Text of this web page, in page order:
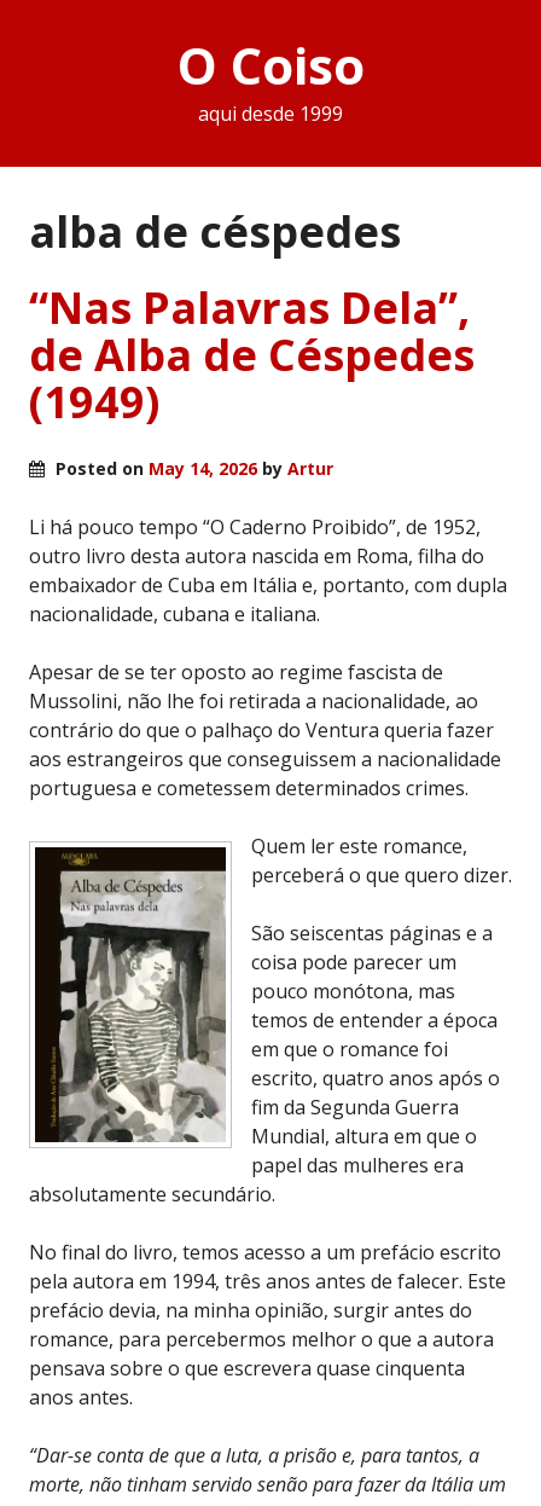
O Coiso
aqui desde 1999
alba de céspedes
“Nas Palavras Dela”,
de Alba de Céspedes
(1949)
Posted on May 14, 2026by Artur
Li há pouco tempo “O Caderno Proibido”, de 1952,
outro livro desta autora nascida em Roma, filha do
embaixador de Cuba em Itália e, portanto, com dupla
nacionalidade, cubana e italiana.
Apesar de se ter oposto ao regime fascista de
Mussolini, não lhe foi retirada a nacionalidade, ao
contrário do que o palhaço do Ventura queria fazer
aos estrangeiros que conseguissem a nacionalidade
portuguesa e cometessem determinados crimes.
Quem ler este romance,
perceberá o que quero dizer.
São seiscentas páginas e a
coisa pode parecer um
pouco monótona, mas
temos de entender a época
em que o romance foi
escrito, quatro anos após o
fim da Segunda Guerra
Mundial, altura em que o
papel das mulheres era
absolutamente secundário.
No final do livro, temos acesso a um prefácio escrito
pela autora em 1994, três anos antes de falecer. Este
prefácio devia, na minha opinião, surgir antes do
romance, para percebermos melhor o que a autora
pensava sobre o que escrevera quase cinquenta
anos antes.
“Dar-se conta de que a luta, a prisão e, para tantos, a
morte, não tinham servido senão para fazer da Itália um